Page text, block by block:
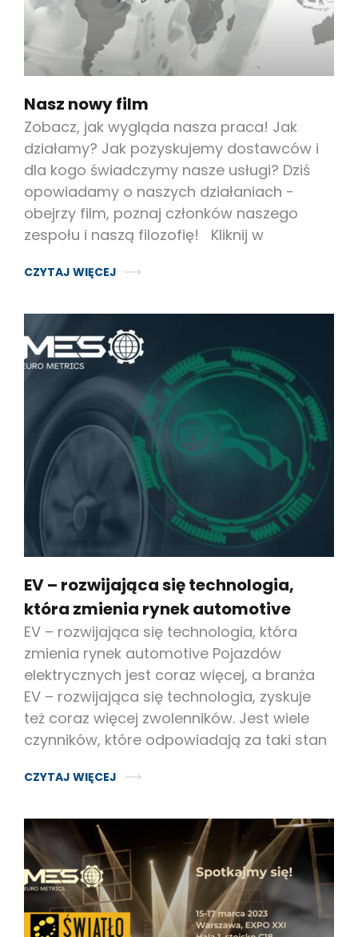
Nasz nowy film
Zobacz, jak wygląda nasza praca! Jak
działamy? Jak pozyskujemy dostawców i
dla kogo świadczymy nasze usługi? Dziś
opowiadamy o naszych działaniach -
obejrzy film, poznaj członków naszego
zespołu i naszą filozofię! Kliknij w
CZYTAJ WIĘCEJ
EV – rozwijająca się technologia,
która zmienia rynek automotive
EV – rozwijająca się technologia, która
zmienia rynek automotive Pojazdów
elektrycznych jest coraz więcej, a branża
EV – rozwijająca się technologia, zyskuje
też coraz więcej zwolenników. Jest wiele
czynników, które odpowiadają za taki stan
CZYTAJ WIĘCEJ